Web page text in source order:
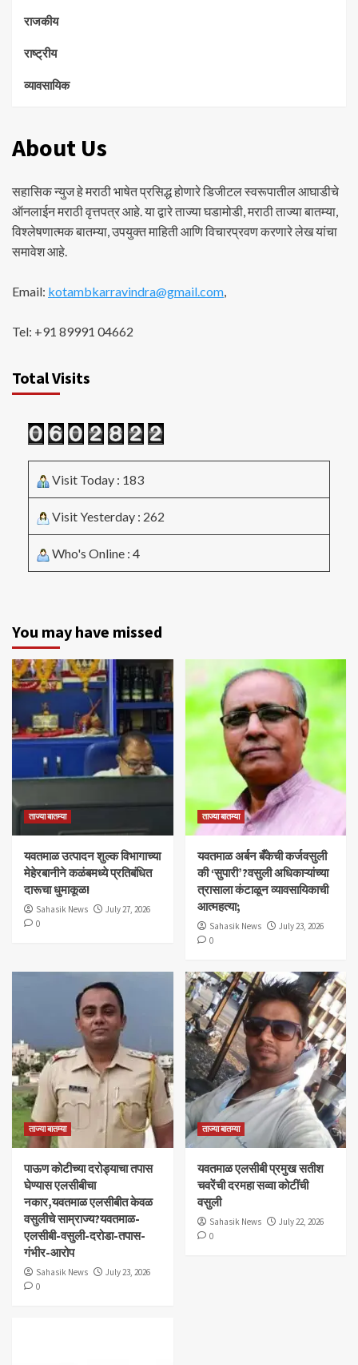
राजकीय
राष्ट्रीय
व्यावसायिक
About Us
सहासिक न्युज हे मराठी भाषेत प्रसिद्ध होणारे डिजीटल स्वरूपातील आघाडीचे
ऑनलाईन मराठी वृत्तपत्र आहे. या द्वारे ताज्या घडामोडी, मराठी ताज्या बातम्या,
विश्लेषणात्मक बातम्या, उपयुक्त माहिती आणि विचारप्रवण करणारे लेख यांचा
समावेश आहे.
Email: kotambkarravindra@gmail.com,
Tel: +91 89991 04662
Total Visits
Visit Today : 183
Visit Yesterday : 262
Who's Online : 4
You may have missed
ताज्या बातम्या
यवतमाळ उत्पादन शुल्क विभागाच्या
मेहेरबानीने कळंबमध्ये प्रतिबंधित
दारूचा धुमाकूळ!
Sahasik News
July 27, 2026
0
ताज्या बातम्या
​यवतमाळ अर्बन बँकेची कर्जवसुली
की ‘सुपारी’?वसुली अधिकाऱ्यांच्या
त्रासाला कंटाळून व्यावसायिकाची
आत्महत्या;
Sahasik News
July 23, 2026
0
ताज्या बातम्या
पाऊण कोटीच्या दरोड्याचा तपास
घेण्यास एलसीबीचा
नकार,यवतमाळ एलसीबीत केवळ
वसुलीचे साम्राज्य?यवतमाळ-
एलसीबी-वसुली-दरोडा-तपास-
गंभीर-आरोप
Sahasik News
July 23, 2026
0
ताज्या बातम्या
यवतमाळ एलसीबी प्रमुख सतीश
चवरेंची दरमहा सव्वा कोटींची
वसुली
Sahasik News
July 22, 2026
0